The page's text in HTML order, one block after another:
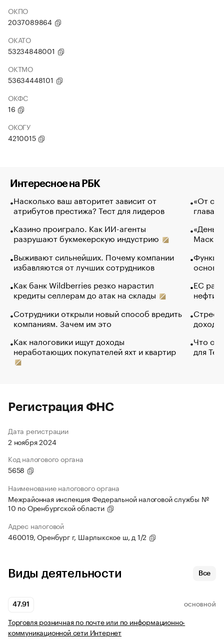
ОКПО
2037089864
ОКАТО
53234848001
ОКТМО
53634448101
ОКФС
16
ОКОГУ
4210015
Интересное на РБК
Насколько ваш авторитет зависит от
атрибутов престижа? Тест для лидеров
Казино проиграло. Как ИИ-агенты
разрушают букмекерскую индустрию
Выживают сильнейших. Почему компании
избавляются от лучших сотрудников
Как банк Wildberries резко нарастил
кредиты селлерам до атак на склады
Сотрудники открыли новый способ вредить
компаниям. Зачем им это
Как налоговики ищут доходы
неработающих покупателей яхт и квартир
«От
глава
Маск в
основ
ЕС
нефти
Что
для
Регистрация ФНС
Дата регистрации
2 ноября 2024
Код налогового органа
5658
Наименование налогового органа
Межрайонная инспекция Федеральной налоговой службы №
10 по Оренбургской области
Адрес налоговой
460019, Оренбург г, Шарлыкское ш, д 1/2
Виды деятельности Все
47.91 ОСНОВНОЙ
Торговля розничная по почте или по информационно-
коммуникационной сети Интернет